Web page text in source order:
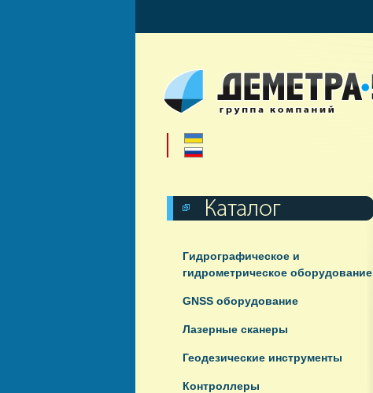
Гидрографическое и
гидрометрическое оборудование
GNSS оборудование
Лазерные сканеры
Геодезические инструменты
Контроллеры